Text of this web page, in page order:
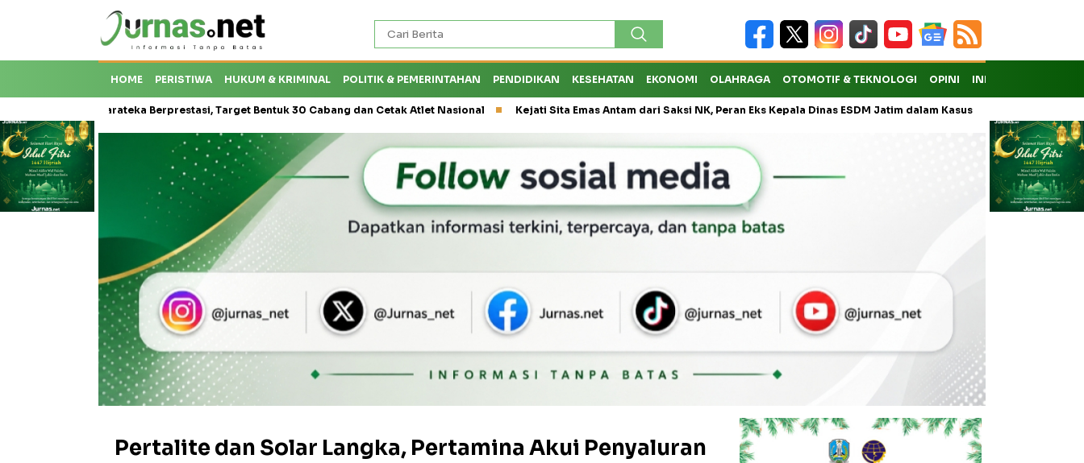
HOME PERISTIWA HUKUM & KRIMINAL POLITIK & PEMERINTAHAN PENDIDIKAN KESEHATAN EKONOMI OLAHRAGA OTOMOTIF & TEKNOLOGI OPINI INDEKS
Karateka Berprestasi, Target Bentuk 30 Cabang dan Cetak Atlet Nasional Kejati Sita Emas Antam dari Saksi NK, Peran Eks Kepala Dinas ESDM Jatim dalam Kasus Pungli Masih Didalami
Pertalite dan Solar Langka, Pertamina Akui Penyaluran